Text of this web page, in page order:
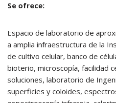
Se ofrece:
Espacio de laboratorio de
a amplia infraestructura de la
de cultivo celular, banco de
bioterio, microscopía, facilidad
soluciones, laboratorio de
superficies y coloides,